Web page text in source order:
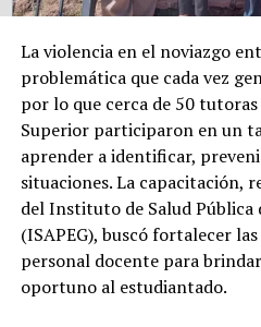
La violencia en el noviazgo
problemática que cada vez
por lo que cerca de 50
Superior participaron en un
aprender a identificar,
situaciones. La capacitación,
del Instituto de Salud Pública
(ISAPEG), buscó fortalecer
personal docente para
oportuno al estudiantado.